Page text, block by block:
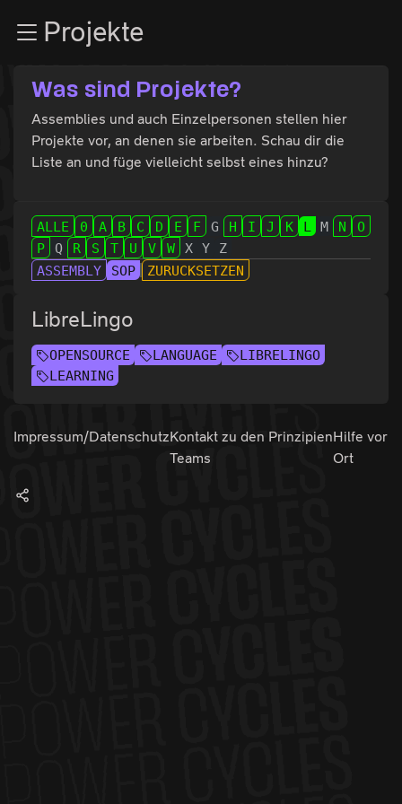
Zum InhaltProjekte
Was sind Projekte?
Assemblies und auch Einzelpersonen stellen hier
Projekte vor, an denen sie arbeiten. Schau dir die
Liste an und füge vielleicht selbst eines hinzu?
ALLE 0 A B C D E F G H I J K L M N
O
P
Q R S T U V W X Y
Z
ASSEMBLY
SOP ZURÜCKSETZEN
LibreLingo
OPENSOURCE LANGUAGE
LIBRELINGO
LEARNING
Impressum/DatenschutzKontakt zu den
Teams
PrinzipienHilfe vor
Ort